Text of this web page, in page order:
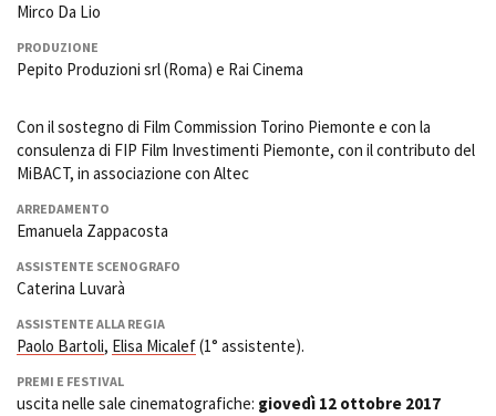
Mirco Da Lio
PRODUZIONE
Pepito Produzioni srl (Roma) e Rai Cinema
Con il sostegno di Film Commission Torino Piemonte e con la
consulenza di FIP Film Investimenti Piemonte, con il contributo del
MiBACT, in associazione con Altec
ARREDAMENTO
Emanuela Zappacosta
ASSISTENTE SCENOGRAFO
Caterina Luvarà
ASSISTENTE ALLA REGIA
Paolo Bartoli, Elisa Micalef(1° assistente).
PREMI E FESTIVAL
uscita nelle sale cinematografiche: giovedì 12 ottobre 2017